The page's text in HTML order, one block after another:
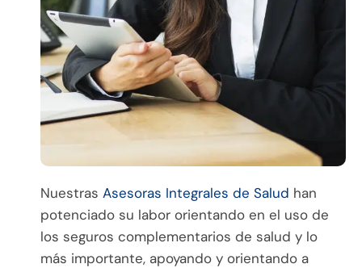
Nuestras Asesoras Integrales de Salud han
potenciado su labor orientando en el uso de
los seguros complementarios de salud y lo
más importante, apoyando y orientando a